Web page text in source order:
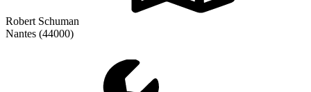
Robert Schuman
Nantes (44000)